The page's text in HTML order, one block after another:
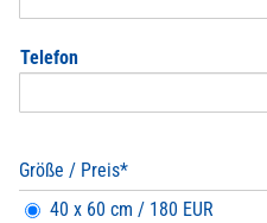
Telefon
Pflichtfeld
Größe / Preis*
40 x 60 cm / 180 EUR